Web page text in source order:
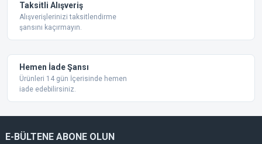
Taksitli Alışveriş
Alışverişlerinizi taksitlendirme
şansını kaçırmayın.
Hemen İade Şansı
Ürünleri 14 gün İçerisinde hemen
iade edebilirsiniz.
E-BÜLTENE ABONE OLUN